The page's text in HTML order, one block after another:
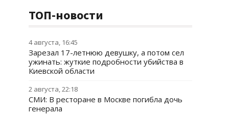
ТОП-новости
4 августа, 16:45
Зарезал 17-летнюю девушку, а потом сел
ужинать: жуткие подробности убийства в
Киевской области
2 августа, 22:18
СМИ: В ресторане в Москве погибла дочь
генерала